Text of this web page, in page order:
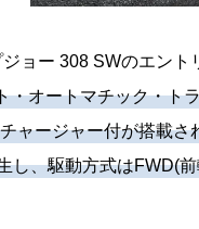
ジョー 308 SWのエン
・オートマチック・ト
ャージャー付が搭載
し、駆動方式はFWD(